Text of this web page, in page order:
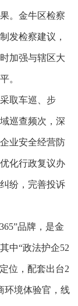
。金牛区检察
发检察建议，
加强与辖区大
。
取车巡、步
巡查频次，深
业安全经营防
化行政复议办
纷，完善投诉
品牌，是金
中“政法护企52
位，配套出台2
环境体验官，线